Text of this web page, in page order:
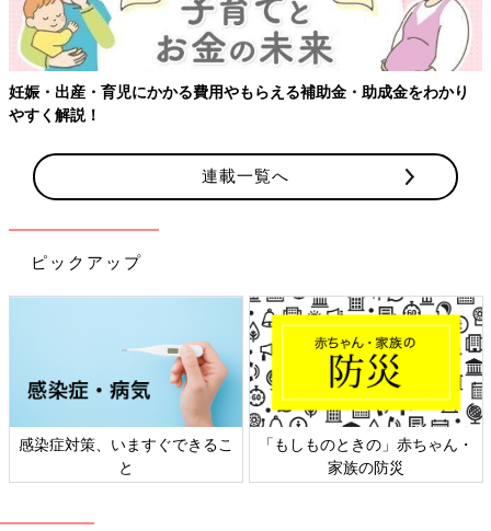
出典：Instagramアカウント「__htm.i_」
ッタリなチェック柄で、上品なネイビーが高見えするデザインで
すよね。身長は154cmだそうですが、丈詰めなしでもスタイルよ
ね。
ユニクロベビー「秋物をまとめ買い」
「新作パジャマもかわいい」おすすめ5
ユニクロでは秋冬に向けて、新商品を多く展開
しています。袖が長めの肌着や大人気のミッフ
ィーシリーズ、新作のパジャマなど、目が離せ
ません！今回はそんなユニクロの、秋物おすす
めアイテムをご紹介します。
ばかりでしたよね。実際に、一度履いてみたらハマってしまい、
妊娠・出産・育児にかかる費用やもらえる補助金・助成金をわかり
やすく解説！
連載一覧へ
ピックアップ
感染症対策、いますぐできるこ
と
「もしものときの」赤ちゃん・
家族の防災